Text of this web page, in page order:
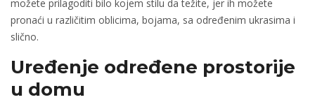
možete prilagoditi bilo kojem stilu da težite, jer ih možete
pronaći u različitim oblicima, bojama, sa određenim ukrasima i
slično.
Uređenje određene prostorije
u domu